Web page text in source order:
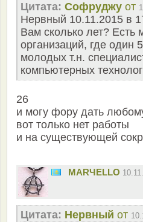
Цитата: Софруджу от
Нервный 10.11.2015 в
Вам сколько лет? Есть
организаций, где один
молодых т.н.
компьютерных
26
и могу фору дать
вот только нет работы
и на существующей
MARЧELLO
Цитата: Нервный от